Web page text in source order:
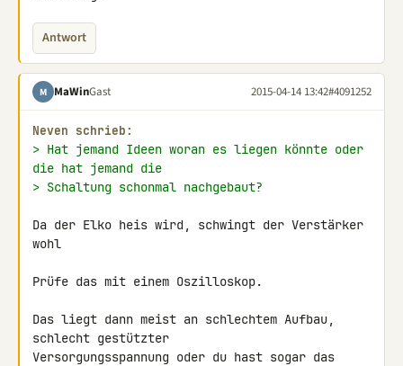
Antwort
M MaWinGast 2015-04-14 13:42#4091252
Neven schrieb:
> Hat jemand Ideen woran es liegen könnte oder
die hat jemand die
> Schaltung schonmal nachgebaut?
Da der Elko heis wird, schwingt der Verstärker
wohl
Prüfe das mit einem Oszilloskop.
Das liegt dann meist an schlechtem Aufbau,
schlecht gestützter
Versorgungsspannung oder du hast sogar das